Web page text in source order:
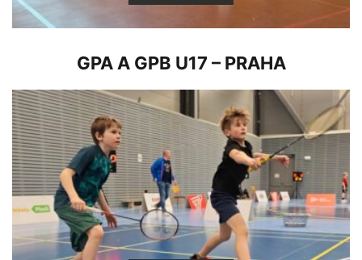
GPA A GPB U17 – PRAHA